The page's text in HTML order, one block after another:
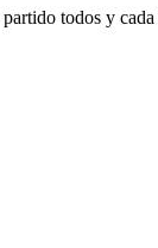
todos y